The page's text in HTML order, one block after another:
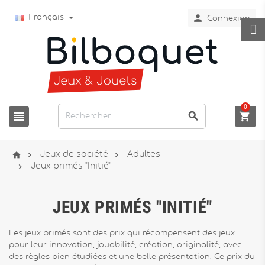
Français  Connexion
  
0
  Jeux de société  Adultes
 Jeux primés "Initié"
JEUX PRIMÉS "INITIÉ"
Les jeux primés sont des prix qui récompensent des jeux
pour leur innovation, jouabilité, création, originalité, avec
des règles bien étudiées et une belle présentation. Ce prix du